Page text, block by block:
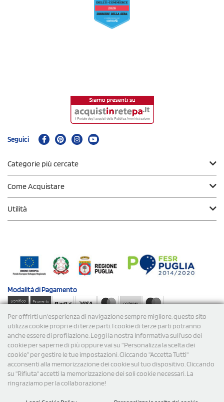
Per offrirti un'esperienza di navigazione sempre migliore, questo sito
utilizza cookie propri e di terze parti. I cookie di terze parti potranno
anche essere di profilazione. Leggi la nostra Informativa sull’uso dei
cookie per saperne di più oppure vai su “Personalizza la scelta dei
cookie” per gestire le tue impostazioni. Cliccando "Accetta Tutti"
acconsenti alla memorizzazione dei cookie sul tuo dispositivo. Cliccando
su "Rifiuta" accetti la memorizzazione dei soli cookie necessari. La
ringraziamo per la collaborazione!
Seguici
Categorie più cercate
Come Acquistare
Utilità
Modalità diPagamento
Spedizioni